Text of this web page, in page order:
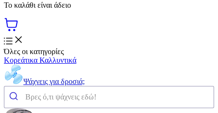
Το καλάθι είναι άδειο
Όλες οι κατηγορίες
Κορεάτικα Καλλυντικά
Ψάχνεις για δροσιά;